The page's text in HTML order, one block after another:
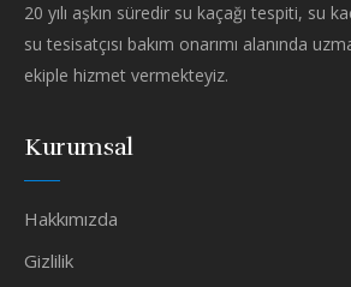
20 yılı aşkın süredir su kaçağı tespiti, su
su tesisatçısı bakım onarımı alanında
ekiple hizmet vermekteyiz.
Kurumsal
Hakkımızda
Gizlilik